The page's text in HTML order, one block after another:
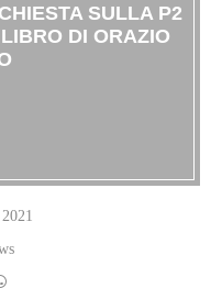
SULLA P2
DI ORAZIO